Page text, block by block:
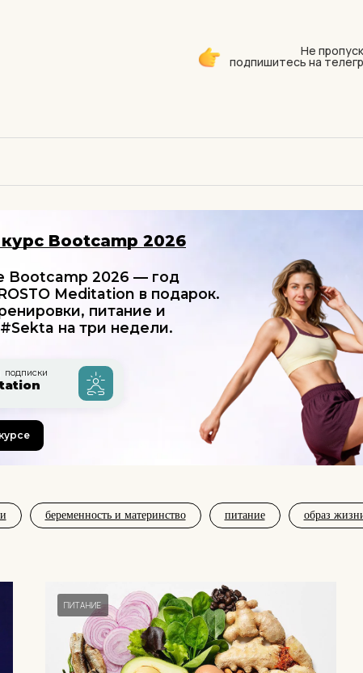
Не
подпишитесь на
Bootcamp 2026
Bootcamp 2026 — год
Meditation в подарок.
питание и
на три недели.
подписки
беременность и материнство питание образ
ПИТАНИЕ